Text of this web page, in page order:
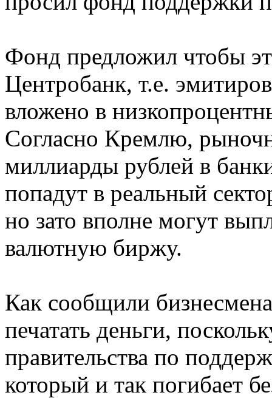
Фонд предложил чтобы
Центробанк, т.е.
вложено в
Согласно Кремлю,
миллиарды рублей в
попадут в реальный
но зато вполне могут
валютную биржу.
Как сообщили
печатать деньги,
правительства по
который и так погибает